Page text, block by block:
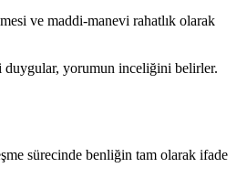
ve maddi-manevi rahatlık olarak
duygular, yorumun inceliğini belirler.
sürecinde benliğin tam olarak ifade